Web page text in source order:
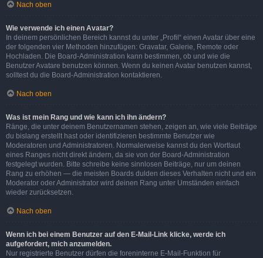
Nach oben
Wie verwende ich einen Avatar?
In deinem persönlichen Bereich kannst du unter „Profil“ einen Avatar über eine
der folgenden vier Methoden hinzufügen: Gravatar, Galerie, Remote oder
Hochladen. Die Board-Administration kann bestimmen, ob und wie die
Benutzer Avatare benutzen können. Wenn du keinen Avatar benutzen kannst,
solltest du die Board-Administration kontaktieren.
Nach oben
Was ist mein Rang und wie kann ich ihn ändern?
Ränge, die unter deinem Benutzernamen stehen, zeigen an, wie viele Beiträge
du bislang erstellt hast oder identifizieren bestimmte Benutzer wie
Moderatoren und Administratoren. Normalerweise kannst du den Wortlaut
eines Ranges nicht direkt ändern, da sie von der Board-Administration
festgelegt wurden. Bitte schreibe keine sinnlosen Beiträge, nur um deinen
Rang zu erhöhen — die meisten Boards dulden dieses Verhalten nicht und ein
Moderator oder Administrator wird deinen Rang unter Umständen einfach
wieder zurücksetzen.
Nach oben
Wenn ich bei einem Benutzer auf den E-Mail-Link klicke, werde ich
aufgefordert, mich anzumelden.
Nur registrierte Benutzer dürfen die foreninterne E-Mail-Funktion für